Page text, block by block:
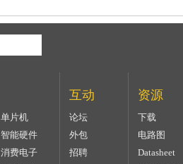
单片机
智能硬件
消费电子
互动
论坛
外包
招聘
资源
下载
电路图
Datasheet